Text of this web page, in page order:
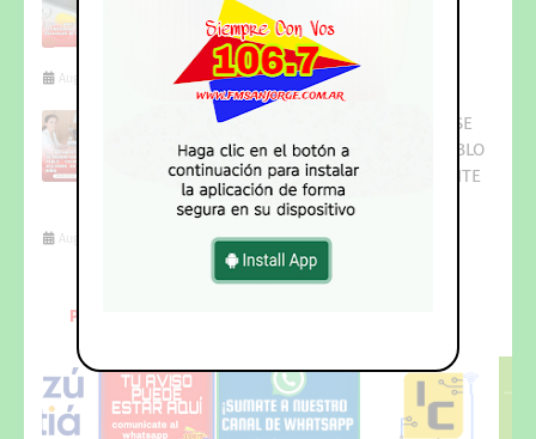
DE PAGO PARA LOS ESTATALES DE
CORRIENTES
August 06, 2026
LA INTENDENTE VERÓNICA ESPÍNDOLA SE
REUNIÓ CON EL GOBERNADOR JUAN PABLO
VALDÉS PARA COORDINAR ACCIONES ANTE
EL FENÓMENO DE El NIÑO
August 05, 2026